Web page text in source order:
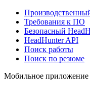
Требования к ПО
Безопасный
HeadHunter API
Поиск работы
Поиск по резюме
Мобильное приложение